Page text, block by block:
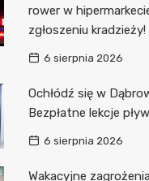
rower w
zgłoszeniu kradzieży!
6 sierpnia 2026
Ochłódź się w
Bezpłatne lekcje
6 sierpnia 2026
Wakacyjne